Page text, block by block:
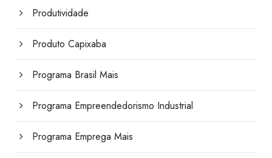
Produtividade
Produto Capixaba
Programa Brasil Mais
Programa Empreendedorismo Industrial
Programa Emprega Mais